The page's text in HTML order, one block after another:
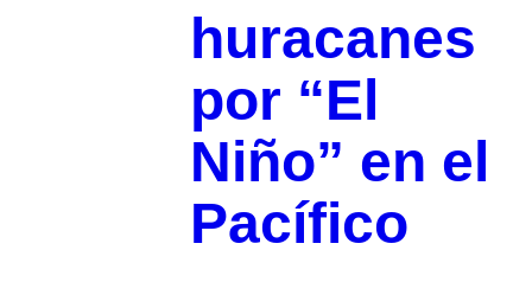
huracanes
por “El
Niño” en el
Pacífico